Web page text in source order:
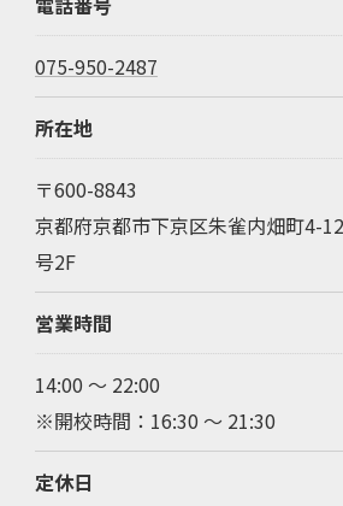
075-950-2487
所在地
〒600-8843
京都府京都市下京区朱雀内畑町4-
号2F
営業時間
14:00 ～ 22:00
※開校時間：16:30 ～ 21:30
定休日